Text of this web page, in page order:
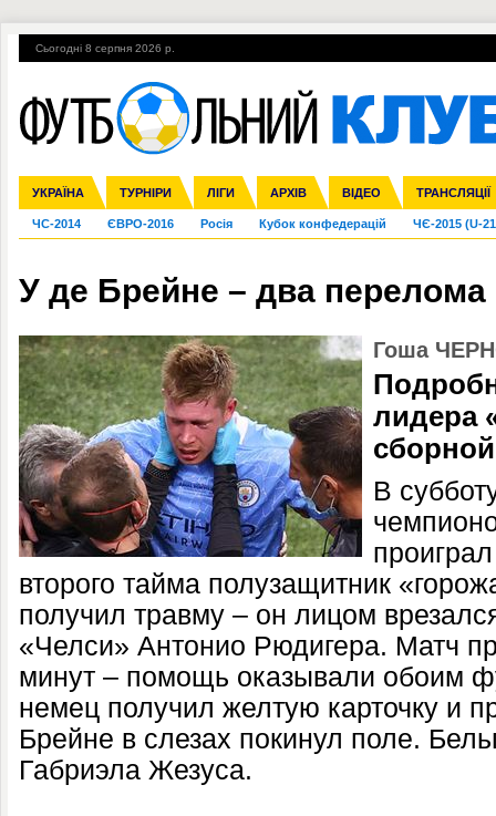
Сьогодні 8 серпня 2026 р.
УКРАЇНА ТУРНІРИ ЛІГИ АРХІВ ВІДЕО ТРАНСЛЯЦІЇ
Збірна Прем'єр-ліга Перша ліга Друга ліга Кубок України
Ліга чемпіонів Ліга Європи Міжнародні Ліга націй Ліга
Англія Іспанія Італія Німеччина Франція Інші
ЧС-2014 ЄВРО-2016 Росія Кубок конфедерацій ЧЄ-2015 (U-
Гарячі теми УПЛ, 2-й тур ВІЙНА УПЛ-ПЕРЕХОДИ
У де Брейне – два перелома
Гоша
лидера
В
второго тайма полузащитник
получил травму – он лицом
«Челси» Антонио Рюдигера. Матч
минут – помощь оказывали обоим
немец получил желтую карточку и
Брейне в слезах покинул поле.
Габриэла Жезуса.